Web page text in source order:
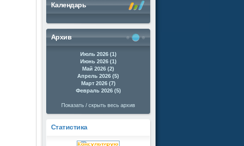
Календарь
Архив
Июль 2026 (1)
Июнь 2026 (1)
Май 2026 (2)
Апрель 2026 (5)
Март 2026 (7)
Февраль 2026 (5)
Показать / скрыть весь архив
Статистика